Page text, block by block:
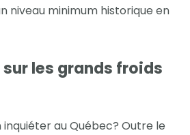
niveau minimum historique en
les grands froids
inquiéter au Québec? Outre le